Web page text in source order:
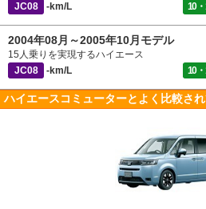
JC08 -km/L 10
2004年08月～2005年10月モデル
15人乗りを実現するハイエース
JC08
-km/L 10
ハイエースコミューターとよく比較さ